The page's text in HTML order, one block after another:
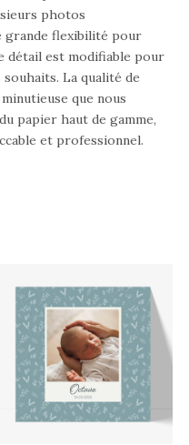
photos
grande flexibilité pour
détail est modifiable pour
La qualité de
que nous
papier haut de gamme,
et professionnel.